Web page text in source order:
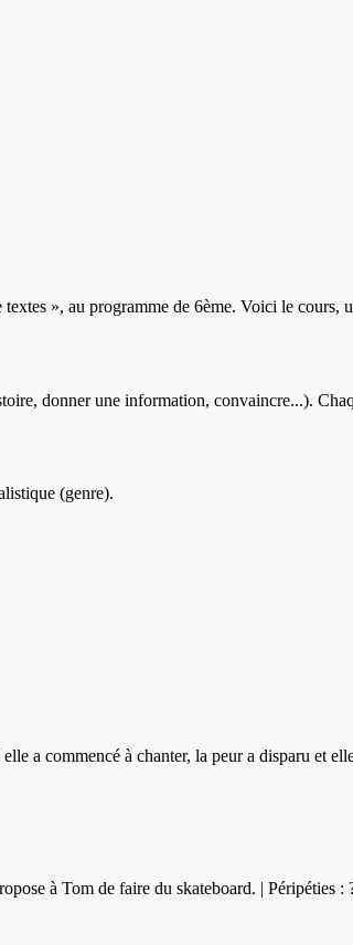
textes », au programme de 6ème. Voici le cours,
donner une information, convaincre...).
(genre).
a commencé à chanter, la peur a disparu et
à Tom de faire du skateboard. | Péripéties